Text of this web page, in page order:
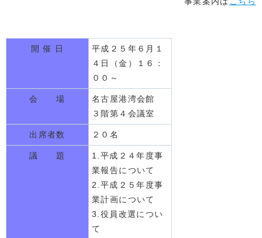
開 催 日
平成２５年６月１
４日（金）１６：
００～
会 場
名古屋港湾会館
３階第４会議室
出席者数 ２０名
議 題
1.平成２４年度事
業報告について
2.平成２５年度事
業計画について
3.役員改選につい
て